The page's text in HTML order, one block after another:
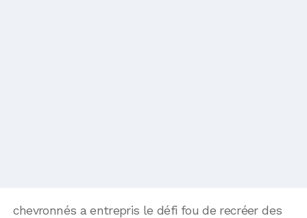
chevronnés a entrepris le défi fou de recréer des